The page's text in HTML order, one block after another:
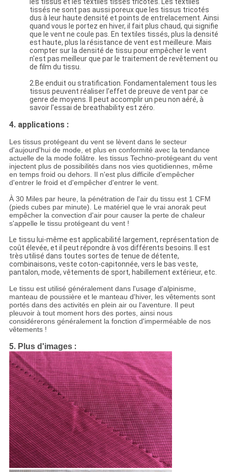
les tissus et les textiles tissés tricotés. Les textiles
tissés ne sont pas aussi poreux que les tissus tricotés
dus à leur haute densité et points de entrelacement. Ainsi
quand vous le portez en hiver, il fait plus chaud, qui signifie
que le vent ne coule pas. En textiles tissés, plus la densité
est haute, plus la résistance de vent est meilleure. Mais
compter sur la densité de tissu pour empêcher le vent
n'est pas meilleur que par le traitement de revêtement ou
de film du tissu.
2.Be enduit ou stratification. Fondamentalement tous les
tissus peuvent réaliser l'effet de preuve de vent par ce
genre de moyens. Il peut accomplir un peu non aéré, à
savoir l'essai de breathability est zéro.
4. applications :
Les tissus protégeant du vent se lèvent dans le secteur
d'aujourd'hui de mode, et plus en conformité avec la tendance
actuelle de la mode folâtre. les tissus Techno-protégeant du vent
injectent plus de possibilités dans nos vies quotidiennes, même
en temps froid ou dehors. Il n'est plus difficile d'empêcher
d'entrer le froid et d'empêcher d'entrer le vent.
À 30 Miles par heure, la pénétration de l'air du tissu est 1 CFM
(pieds cubes par minute). Le matériel que le vrai anorak peut
empêcher la convection d'air pour causer la perte de chaleur
s'appelle le tissu protégeant du vent !
Le tissu lui-même est applicabilité largement, représentation de
coût élevée, et il peut répondre à vos différents besoins. Il est
très utilisé dans toutes sortes de tenue de détente,
combinaisons, veste coton-capitonnée, vers le bas veste,
pantalon, mode, vêtements de sport, habillement extérieur, etc.
Le tissu est utilisé généralement dans l'usage d'alpinisme,
manteau de poussière et le manteau d'hiver, les vêtements sont
portés dans des activités en plein air ou l'aventure. Il peut
pleuvoir à tout moment hors des portes, ainsi nous
considérerons généralement la fonction d'imperméable de nos
vêtements !
5. Plus d'images: